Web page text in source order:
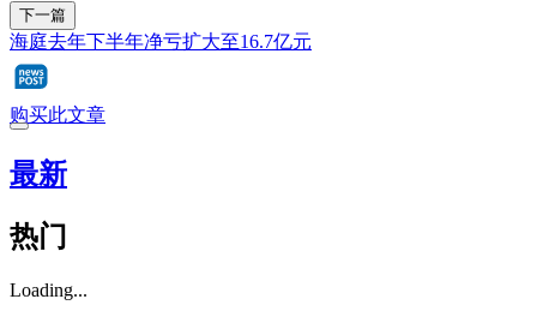
下一篇
海庭去年下半年净亏扩大至16.7亿元
购买此文章
最新
热门
Loading...